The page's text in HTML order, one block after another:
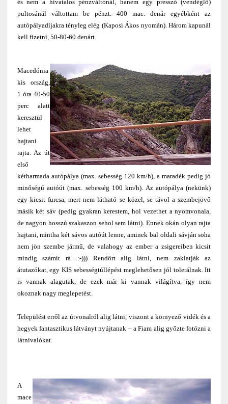
és nem a hivatalos pénzváltónál, hanem egy presszó (vendéglő)
pultosánál váltottam be pénzt. 400 mac. denár egyébként az
autópályadíjakra tényleg elég (Kaposi Ákos nyomán). Három kapunál
kell fizetni, 50-80-60 denárt.
Macedónia
kis ország,
1 óra 40-50
perc alatt
keresztül
lehet
hajtani
rajta. Az út
első
kétharmada autópálya (max. sebesség 120 km/h), a maradék pedig jó
minőségű autóút (max. sebesség 100 km/h). Az autópálya (nekünk)
egy kicsit furcsa, mert nem látható se közel, se távol a szembejövő
másik két sáv (pedig gyakran kerestem, hol vezethet a nyomvonala,
de nagyon hosszú szakaszon sehol sem látni). Ennek okán olyan rajta
hajtani, mintha két sávos autóút lenne, aminek bal oldali sávján soha
nem jön szembe jármű, de valahogy az ember a zsigereiben kicsit
mindig számít rá…:-))) Rendőrt alig látni, nem zaklatják az
átutazókat, egy KIS sebességtúllépést meglehetősen jól tolerálnak. Itt
is vannak alagutak, de ezek már ki vannak világítva, így nem
okoznak nagy meglepetést.
Települést erről az útvonalról alig látni, viszont a környező vidék és a
hegyek fantasztikus látványt nyújtanak – a Fiam alig győzte fotózni a
látnivalókat.
A
mace